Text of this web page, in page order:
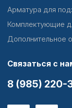
Арматура для
Комплектующие
Дополнительное
Связаться с
8 (985) 220-